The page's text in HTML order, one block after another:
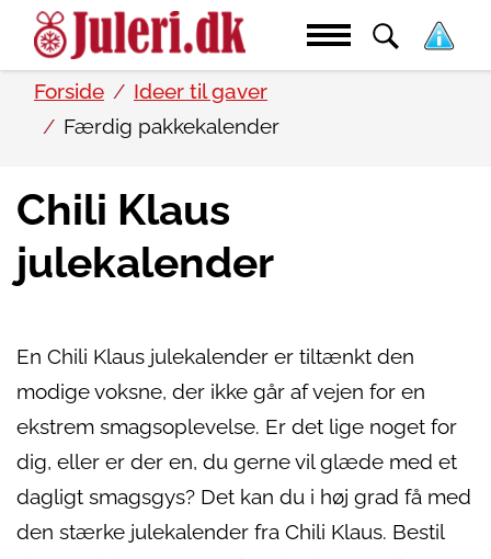
Forside
Ideer til gaver
Færdig pakkekalender
Chili Klaus
julekalender
En Chili Klaus julekalender er tiltænkt den
modige voksne, der ikke går af vejen for en
ekstrem smagsoplevelse. Er det lige noget for
dig, eller er der en, du gerne vil glæde med et
dagligt smagsgys? Det kan du i høj grad få med
den stærke julekalender fra Chili Klaus. Bestil